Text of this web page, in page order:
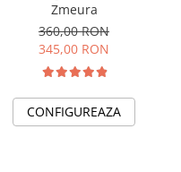
Zmeura
360,00 RON
345,00 RON
CONFIGUREAZA